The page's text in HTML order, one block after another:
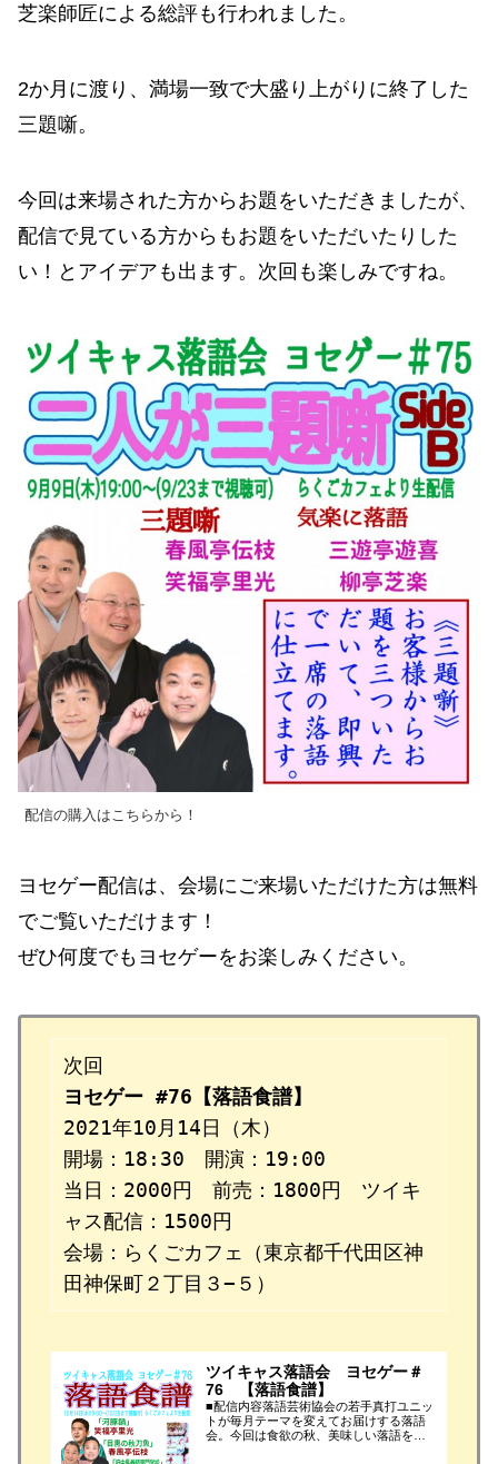
芝楽師匠による総評も行われました。
2か月に渡り、満場一致で大盛り上がりに終了した
三題噺。
今回は来場された方からお題をいただきましたが、
配信で見ている方からもお題をいただいたりした
い！とアイデアも出ます。次回も楽しみですね。
配信の購入はこちらから！
ヨセゲー配信は、会場にご来場いただけた方は無料
でご覧いただけます！
ぜひ何度でもヨセゲーをお楽しみください。
ヨセゲー #76【落語食譜】
2021年10月14日（木）
開場：18:30　開演：19:00
当日：2000円　前売：1800円　ツイキ
ャス配信：1500円
会場：らくごカフェ（東京都千代田区神
田神保町２丁目３−５）
ツイキャス落語会 ヨセゲー＃
76 【落語食譜】
■配信内容落語芸術協会の若手真打ユニッ
トが毎月テーマを変えてお届けする落語
会。今回は食欲の秋、美味しい落語をお